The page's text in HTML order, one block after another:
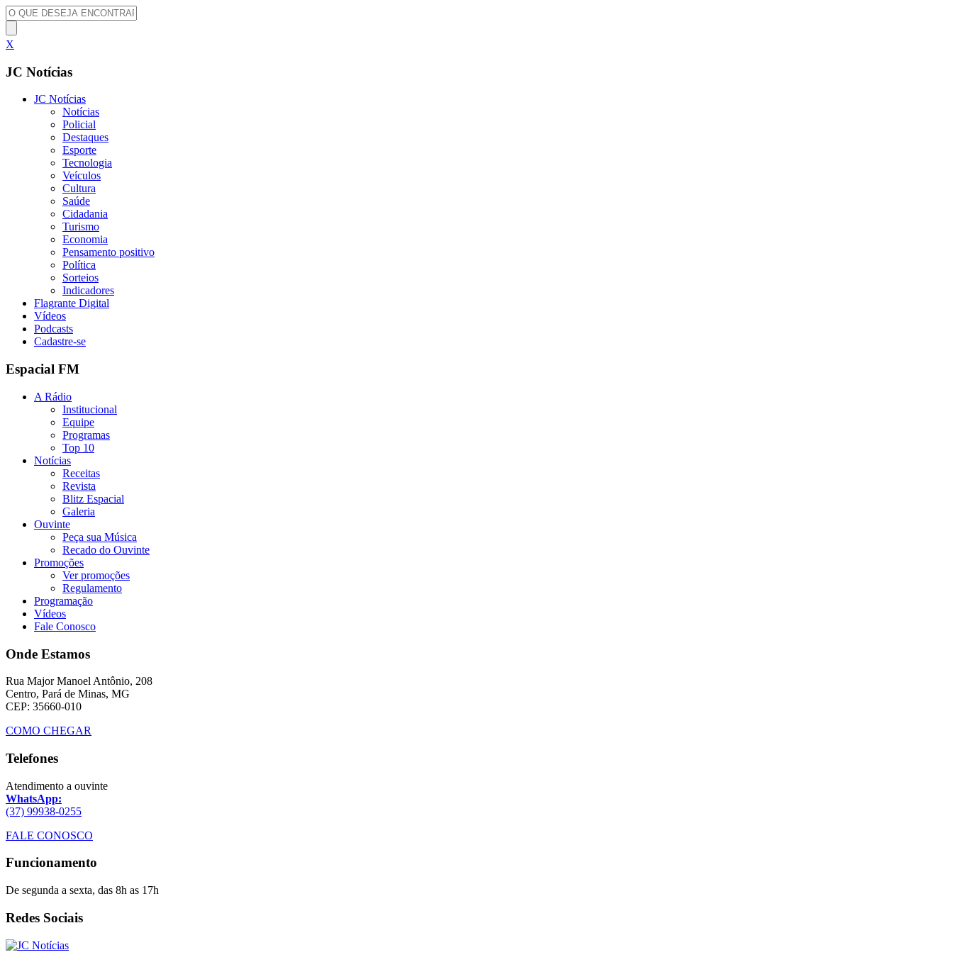
X
JC Notícias
JC Notícias
Notícias
Policial
Destaques
Esporte
Tecnologia
Veículos
Cultura
Saúde
Cidadania
Turismo
Economia
Pensamento positivo
Política
Sorteios
Indicadores
Flagrante Digital
Vídeos
Podcasts
Cadastre-se
Espacial FM
A Rádio
Institucional
Equipe
Programas
Top 10
Notícias
Receitas
Revista
Blitz Espacial
Galeria
Ouvinte
Peça sua Música
Recado do Ouvinte
Promoções
Ver promoções
Regulamento
Programação
Vídeos
Fale Conosco
Onde Estamos
Rua Major Manoel Antônio, 208
Centro, Pará de Minas, MG
CEP: 35660-010
COMO CHEGAR
Telefones
Atendimento a ouvinte
WhatsApp:
(37) 99938-0255
FALE CONOSCO
Funcionamento
De segunda a sexta, das 8h as 17h
Redes Sociais